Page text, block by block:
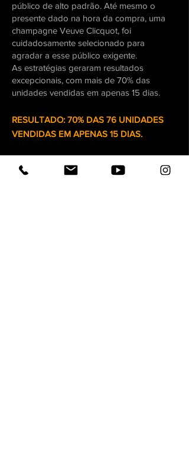
público de alto padrão. Até mesmo o
presente dado na hora da compra, uma
champagne Veuve Clicquot, foi
cuidadosamente selecionado para
agradar a esse público exigente.
As estratégias geraram resultados
excepcionais, com mais de 70% das
unidades vendidas em apenas 15 dias.
RESULTADO: 70% DAS 76 UNIDADES
VENDIDAS EM APENAS 15 DIAS.